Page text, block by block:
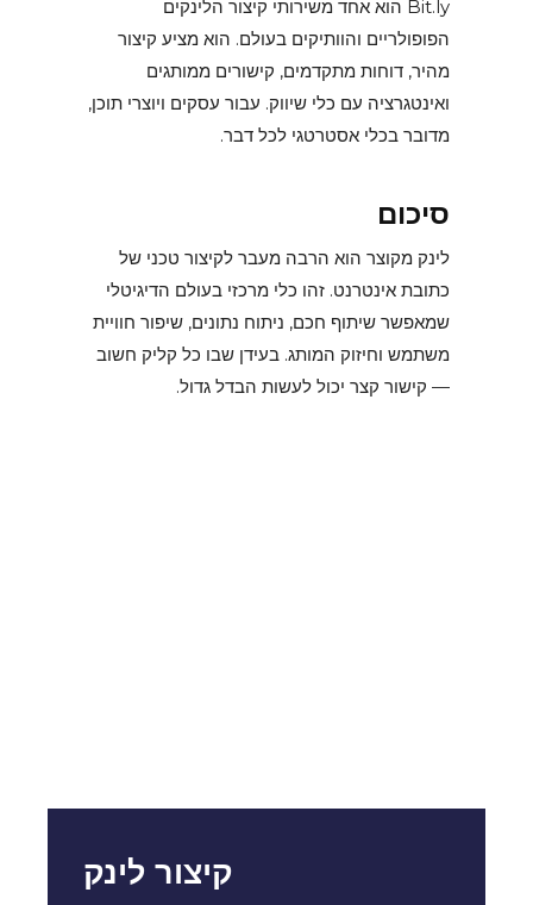
Bit.ly הוא אחד משירותי קיצור הלינקים
הפופולריים והוותיקים בעולם. הוא מציע קיצור
מהיר, דוחות מתקדמים, קישורים ממותגים
ואינטגרציה עם כלי שיווק. עבור עסקים ויוצרי תוכן,
מדובר בכלי אסטרטגי לכל דבר.
סיכום
לינק מקוצר הוא הרבה מעבר לקיצור טכני של
כתובת אינטרנט. זהו כלי מרכזי בעולם הדיגיטלי
שמאפשר שיתוף חכם, ניתוח נתונים, שיפור חוויית
משתמש וחיזוק המותג. בעידן שבו כל קליק חשוב
— קישור קצר יכול לעשות הבדל גדול.
קיצור לינק